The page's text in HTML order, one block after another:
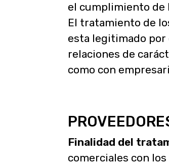
el cumplimiento de
El tratamiento de
esta legitimado por
relaciones de
como con
Finalidad del
comerciales con